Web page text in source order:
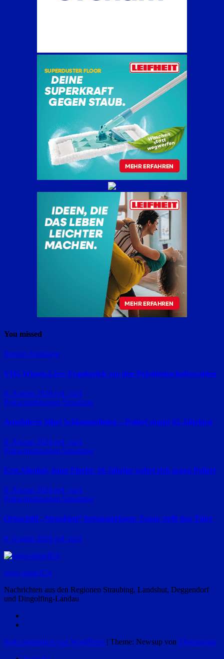
You missed
Region Straubing
VHS.Wissen.Live: Frankreich vor den Präsidentschaftswahlen
8. August 2026 red_ra24
Polizeimeldungen Straubing
Autofahrer fährt Schlangenlinien – Polizei stoppt 62-Jährigen
8. August 2026 red_ra24
Polizeimeldungen Straubing
Erst Alkohol, dann Flucht: 18-Jährige wehrt sich gegen Polizei
8. August 2026 red_ra24
Polizeimeldungen Straubing
Ortsschild „Straubing“ herausgerissen: Zeuge stellt den Täter
8. August 2026 red_ra24
regio-aktuell24
Nachrichten aus den Regionen Straubing, Landshut, Deggendorf
und Dingolfing-Landau
Stolz präsentiert von WordPress | Theme: Newsup von Themeansar